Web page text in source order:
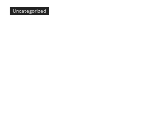
Uncategorized